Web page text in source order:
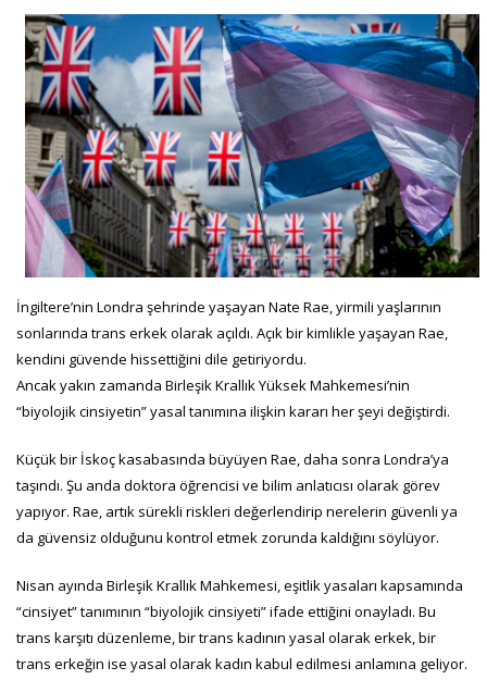
İngiltere’nin Londra şehrinde yaşayan Nate Rae, yirmili yaşlarının
sonlarında trans erkek olarak açıldı. Açık bir kimlikle yaşayan Rae,
kendini güvende hissettiğini dile getiriyordu.
Ancak yakın zamanda Birleşik Krallık Yüksek Mahkemesi’nin
“biyolojik cinsiyetin” yasal tanımına ilişkin kararı her şeyi değiştirdi.
Küçük bir İskoç kasabasında büyüyen Rae, daha sonra Londra’ya
taşındı. Şu anda doktora öğrencisi ve bilim anlatıcısı olarak görev
yapıyor. Rae, artık sürekli riskleri değerlendirip nerelerin güvenli ya
da güvensiz olduğunu kontrol etmek zorunda kaldığını söylüyor.
Nisan ayında Birleşik Krallık Mahkemesi, eşitlik yasaları kapsamında
“cinsiyet” tanımının “biyolojik cinsiyeti” ifade ettiğini onayladı. Bu
trans karşıtı düzenleme, bir trans kadının yasal olarak erkek, bir
trans erkeğin ise yasal olarak kadın kabul edilmesi anlamına geliyor.